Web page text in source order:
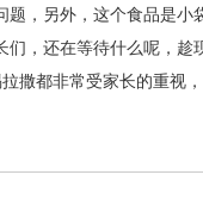
，另外，这个食品是
，还在等待什么呢，趁
撒都非常受家长的重视